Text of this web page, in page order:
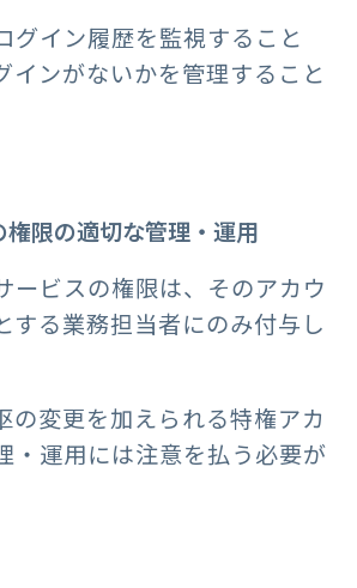
グイン履歴を監視すること
インがないかを管理すること
限の適切な管理・運用
ービスの権限は、そのアカウ
する業務担当者にのみ付与し
の変更を加えられる特権アカ
・運用には注意を払う必要が